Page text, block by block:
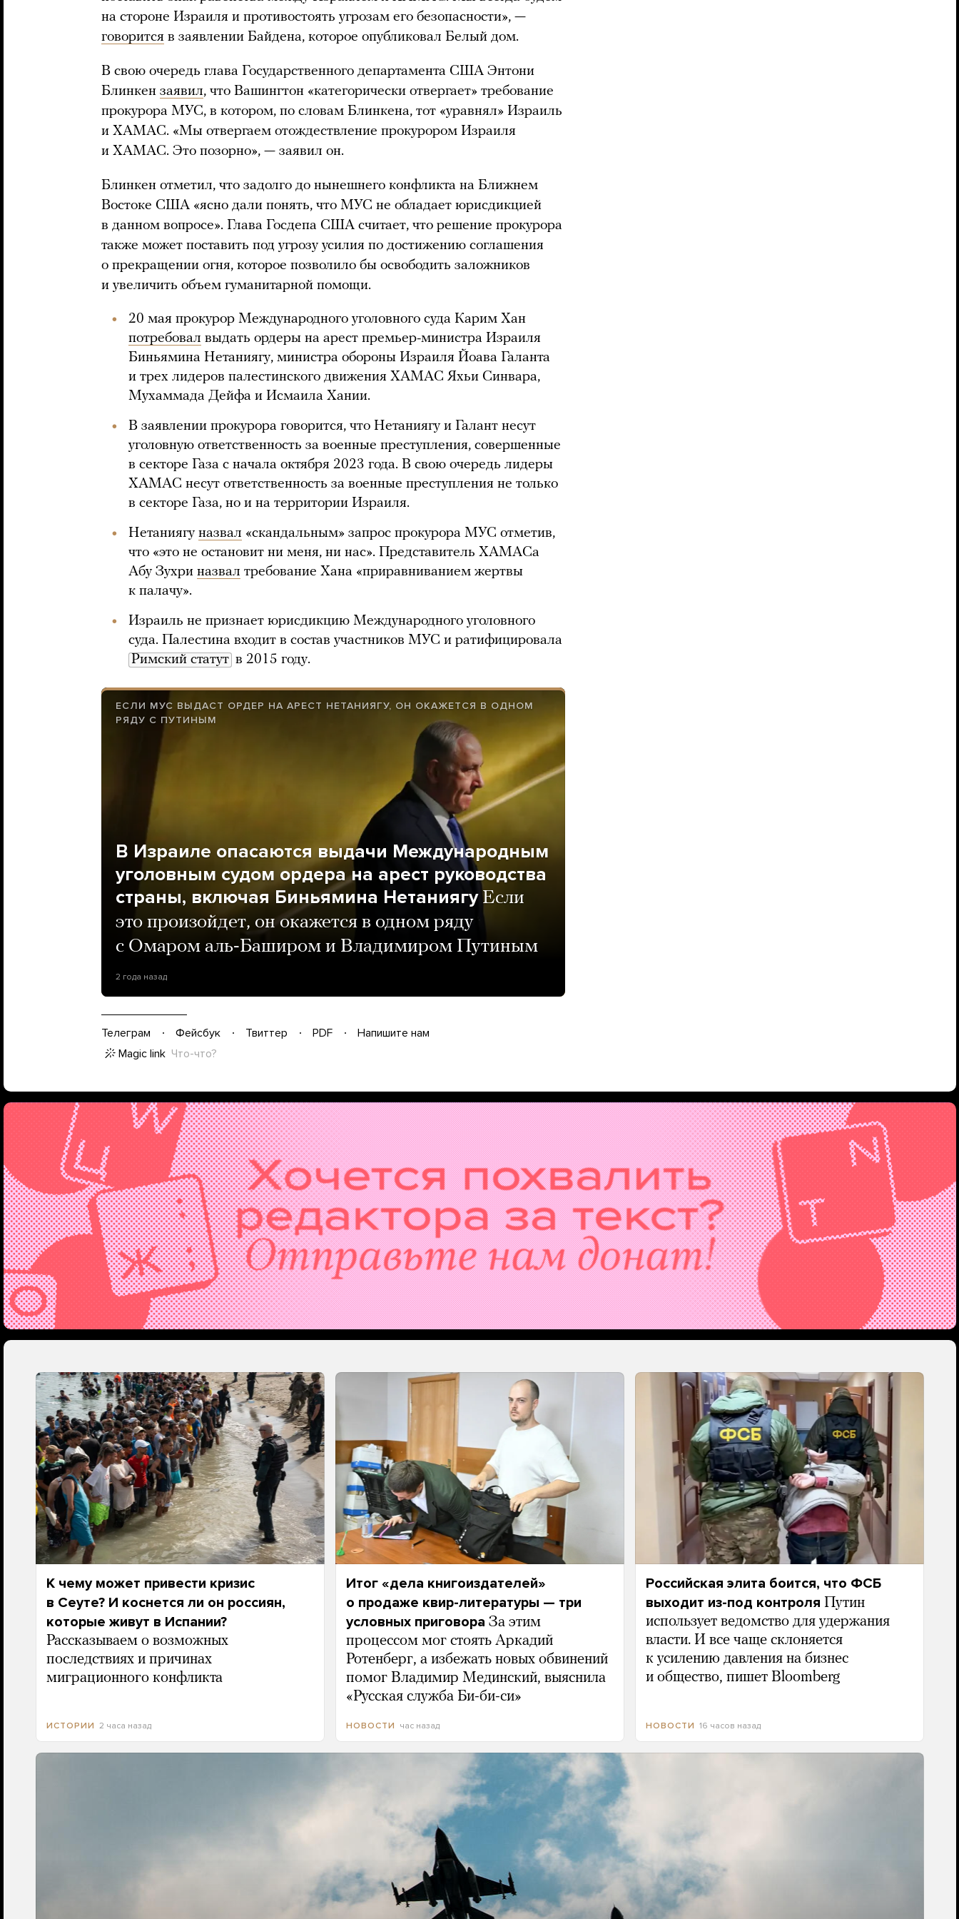
на стороне Израиля и противостоять угрозам его безопасности», —
говорится в заявлении Байдена, которое опубликовал Белый дом.
В свою очередь глава Государственного департамента США Энтони
Блинкен заявил, что Вашингтон «категорически отвергает» требование
прокурора МУС, в котором, по словам Блинкена, тот «уравнял» Израиль
и ХАМАС. «Мы отвергаем отождествление прокурором Израиля
и ХАМАС. Это позорно», — заявил он.
Блинкен отметил, что задолго до нынешнего конфликта на Ближнем
Востоке США «ясно дали понять, что МУС не обладает юрисдикцией
в данном вопросе». Глава Госдепа США считает, что решение прокурора
также может поставить под угрозу усилия по достижению соглашения
о прекращении огня, которое позволило бы освободить заложников
и увеличить объем гуманитарной помощи.
20 мая прокурор Международного уголовного суда Карим Хан
потребовал выдать ордеры на арест премьер-министра Израиля
Биньямина Нетаниягу, министра обороны Израиля Йоава Галанта
и трех лидеров палестинского движения ХАМАС Яхьи Синвара,
Мухаммада Дейфа и Исмаила Хании.
В заявлении прокурора говорится, что Нетаниягу и Галант несут
уголовную ответственность за военные преступления, совершенные
в секторе Газа с начала октября 2023 года. В свою очередь лидеры
ХАМАС несут ответственность за военные преступления не только
в секторе Газа, но и на территории Израиля.
Нетаниягу назвал «скандальным» запрос прокурора МУС отметив,
что «это не остановит ни меня, ни нас». Представитель ХАМАСа
Абу Зухри назвал требование Хана «приравниванием жертвы
к палачу».
Израиль не признает юрисдикцию Международного уголовного
суда. Палестина входит в состав участников МУС и ратифицировала
Римский статут в 2015 году.
ЕСЛИ МУС ВЫДАСТ ОРДЕР НА АРЕСТ НЕТАНИЯГУ, ОН ОКАЖЕТСЯ В ОДНОМ
РЯДУ С ПУТИНЫМ
В Израиле опасаются выдачи Международным
уголовным судом ордера на арест руководства
страны, включая Биньямина Нетаниягу Если
это произойдет, он окажется в одном ряду
с Омаром аль-Баширом и Владимиром Путиным
2 года назад
Телеграм Фейсбук Твиттер PDF
Напишите нам
Magic link Что-что?
К чему может привести кризис
в Сеуте? И коснется ли он россиян,
которые живут в Испании?
Рассказываем о возможных
последствиях и причинах
миграционного конфликта
ИСТОРИИ 2 часа назад
Итог «дела книгоиздателей»
о продаже квир-литературы — три
условных приговора За этим
процессом мог стоять Аркадий
Ротенберг, а избежать новых обвинений
помог Владимир Мединский, выяснила
«Русская служба Би-би-си»
НОВОСТИ час назад
Российская элита боится, что ФСБ
выходит из-под контроля Путин
использует ведомство для удержания
власти. И все чаще склоняется
к усилению давления на бизнес
и общество, пишет Bloomberg
НОВОСТИ 16 часов назад